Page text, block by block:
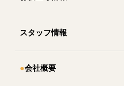
スタッフ情報
会社概要